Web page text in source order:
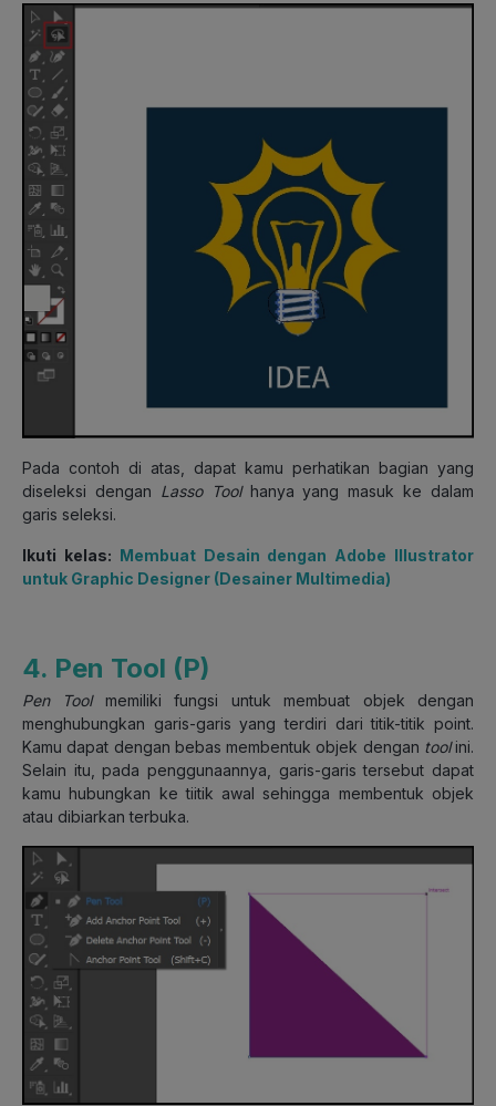
Pada contoh di atas, dapat kamu perhatikan bagian yang
diseleksi dengan Lasso Toolhanya yang masuk ke dalam
garis seleksi.
Ikuti kelas: Membuat Desain dengan Adobe Illustrator
untuk Graphic Designer (Desainer Multimedia)
4. Pen Tool (P)
Pen Toolmemiliki fungsi untuk membuat objek dengan
menghubungkan garis-garis yang terdiri dari titik-titik point.
Kamu dapat dengan bebas membentuk objek dengan toolini.
Selain itu, pada penggunaannya, garis-garis tersebut dapat
kamu hubungkan ke tiitik awal sehingga membentuk objek
atau dibiarkan terbuka.